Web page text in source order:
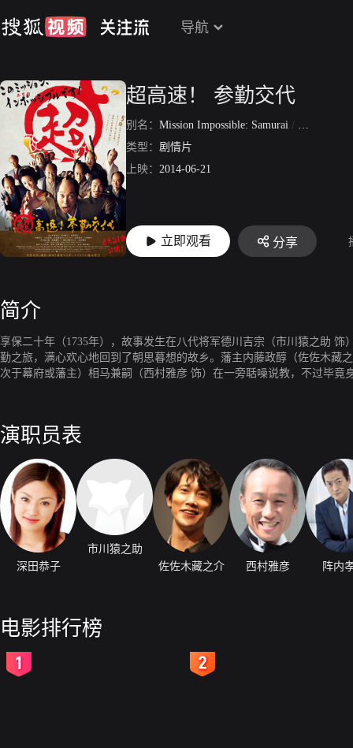
导航
超高速！ 参勤交代
别名： Mission Impossible: Samurai / 超高速！
类型： 剧情片
上映： 2014-06-21
立即观看 分享
简介
享保二十年（1735年），故事发生在八代将军德川吉宗（市川猿之助
勤之旅，满心欢心地回到了朝思暮想的故乡。藩主内藤政醇（佐佐木藏
次于幕府或藩主）相马兼嗣（西村雅彦 饰）在一旁聒噪说教，不过毕
从上一次参勤到回来期间，藩内几乎没有半点积蓄。麾下的属从也人
官道出发，掩人耳目。而内藤则带着荒水源八郎（寺胁康文 饰）、今
等藩内为数不多的忠勇武士乔装打扮，抄小路匆匆向江户赶去。在此
火的少女阿咲（深田恭子 饰）。 另一方面，松平信祝绝不会坐视内藤藩主安安稳稳赶到江户，他沿途布置下装备精良的精兵强将，势要彻底破坏内藤一行的超高速参勤交代。汤长谷藩
的命运悬于一线，许多人的命运将在短短五天内改变……
演职员表
深田恭子
市川猿之助
佐佐木藏之介
西村雅彦 阵内
电影排行榜